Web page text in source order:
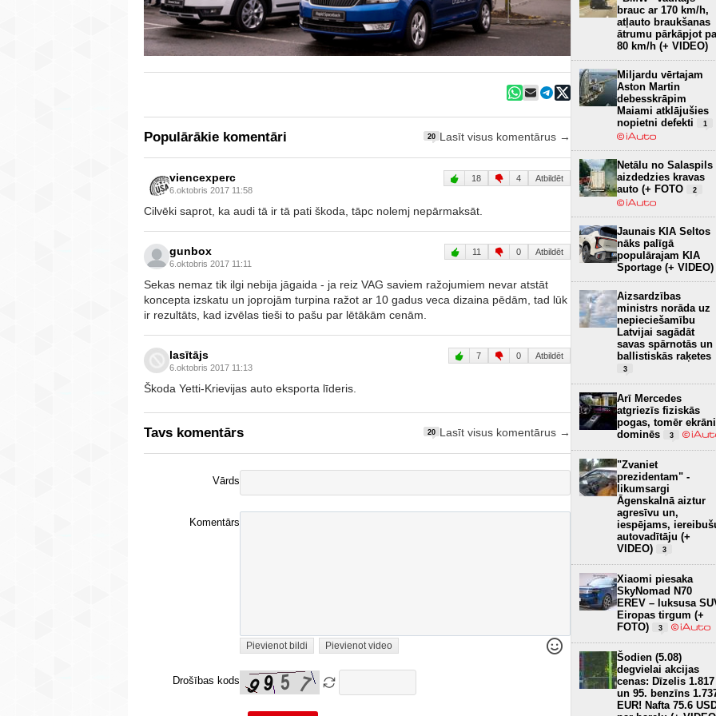
Populārākie komentāri 20 Lasīt visus komentārus →
viencexperc
6.oktobris 2017 11:58
18 4 Atbildēt
Cilvēki saprot, ka audi tā ir tā pati škoda, tāpc nolemj nepārmaksāt.
gunbox
6.oktobris 2017 11:11
11 0 Atbildēt
Sekas nemaz tik ilgi nebija jāgaida - ja reiz VAG saviem ražojumiem nevar atstāt
koncepta izskatu un joprojām turpina ražot ar 10 gadus veca dizaina pēdām, tad lūk
ir rezultāts, kad izvēlas tieši to pašu par lētākām cenām.
lasītājs
6.oktobris 2017 11:13
7 0 Atbildēt
Škoda Yetti-Krievijas auto eksporta līderis.
Tavs komentārs 20 Lasīt visus komentārus →
Vārds
Komentārs
Pievienot bildi Pievienot video
Drošības kods
brauc ar 170 km/h,
atļauto braukšanas
ātrumu pārkāpjot
80 km/h (+ VIDEO)
Miljardu vērtajam
Aston Martin
debesskrāpim
Maiami atklājušies
nopietni defekti
1
Netālu no Salaspils
aizdedzies kravas
auto (+ FOTO
2
Jaunais KIA Seltos
nāks palīgā
populārajam KIA
Sportage (+ VIDEO)
Aizsardzības
ministrs norāda uz
nepieciešamību
Latvijai sagādāt
savas spārnotās un
ballistiskās raķetes
3
Arī Mercedes
atgriezīs fiziskās
pogas, tomēr ekrāni
dominēs
3
"Zvaniet
prezidentam" -
likumsargi
Āgenskalnā aiztur
agresīvu un,
iespējams,
autovadītāju (+
VIDEO)
3
Xiaomi piesaka
SkyNomad N70
EREV – luksusa
Eiropas tirgum (+
FOTO)
3
Šodien (5.08)
degvielai akcijas
cenas: Dīzelis 1.817
un 95. benzīns
EUR! Nafta 75.6